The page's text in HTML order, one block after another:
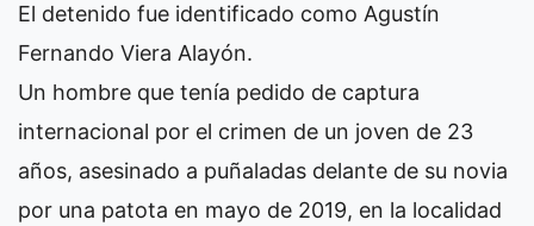
El detenido fue identificado como Agustín
Fernando Viera Alayón.
Un hombre que tenía pedido de captura
internacional por el crimen de un joven de 23
años, asesinado a puñaladas delante de su novia
por una patota en mayo de 2019, en la localidad